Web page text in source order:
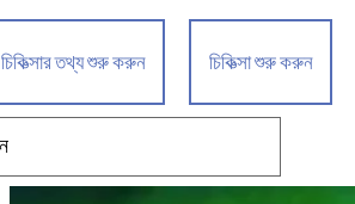
চিকিত্সার তথ্য শুরু করুন চিকিত্সা শুরু করুন